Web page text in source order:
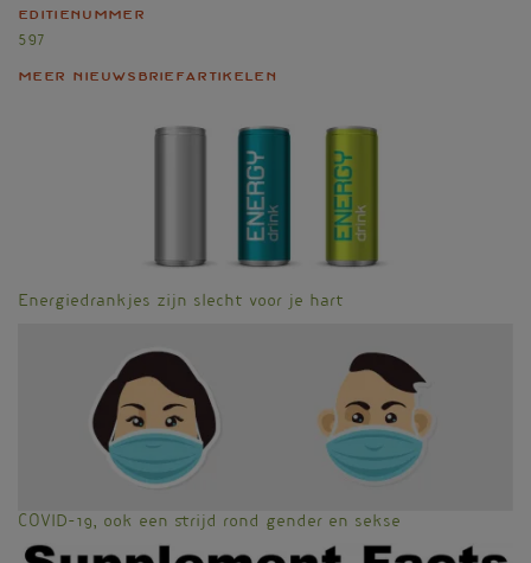
Editienummer
597
Meer nieuwsbriefartikelen
Energiedrankjes zijn slecht voor je hart
COVID-19, ook een strijd rond gender en sekse